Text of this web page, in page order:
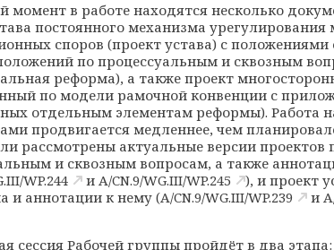
момент в работе находятся несколько
постоянного механизма
споров (проект устава) с положениями
по процессуальным и сквозным
реформа), а также проект
по модели рамочной конвенции с
отдельным элементам реформы). Работа
продвигается медленнее, чем
рассмотрены актуальные версии проектов
и сквозным вопросам, а также
WP.244 и A/CN.9/WG.III/WP.245
), и проект
и аннотации к нему (A/CN.9/WG.III/WP.239 и
сессия Рабочей группы пройдёт в два этапа: